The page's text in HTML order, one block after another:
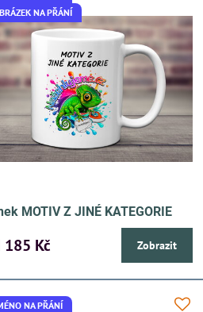
NA PŘÁNÍ
MOTIV Z JINÉ KATEGORIE
185 Kč Zobrazit
NA PŘÁNÍ